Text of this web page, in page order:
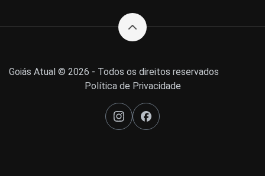
Goiás Atual © 2026 - Todos os direitos reservados
Política de Privacidade